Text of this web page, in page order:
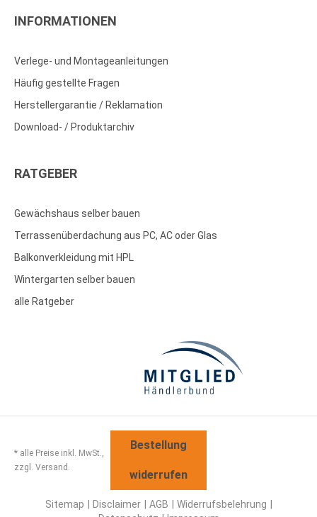
INFORMATIONEN
Verlege- und Montageanleitungen
Häufig gestellte Fragen
Herstellergarantie / Reklamation
Download- / Produktarchiv
RATGEBER
Gewächshaus selber bauen
Terrassenüberdachung aus PC, AC oder Glas
Balkonverkleidung mit HPL
Wintergarten selber bauen
alle Ratgeber
* alle Preise inkl. MwSt.,
zzgl. Versand.
Bestellung
widerrufen
Sitemap Disclaimer AGB
Widerrufsbelehrung